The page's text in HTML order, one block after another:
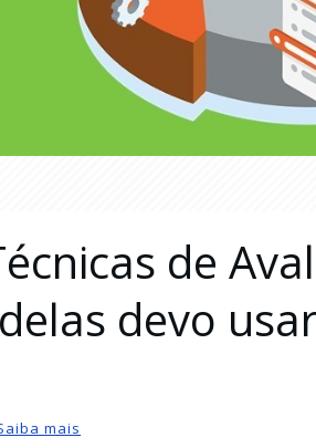
de
delas devo
mais